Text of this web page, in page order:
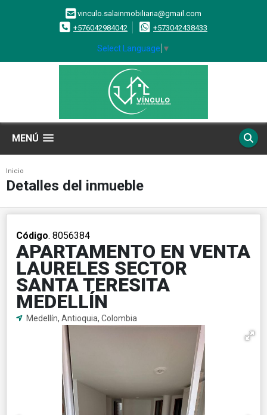
vinculo.salainmobiliaria@gmail.com
+576042984042
+573042438433
Select Language ▼
MENÚ
Inicio
Detalles del inmueble
Código. 8056384
APARTAMENTO EN VENTA
LAURELES SECTOR
SANTA TERESITA
MEDELLÍN
Medellín, Antioquia, Colombia